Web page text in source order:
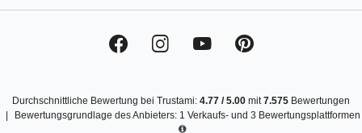
Durchschnittliche Bewertung bei Trustami: 4.77 /5.00 mit7.575 Bewertungen
Bewertungsgrundlage des Anbieters: 1 Verkaufs- und 3 Bewertungsplattformen